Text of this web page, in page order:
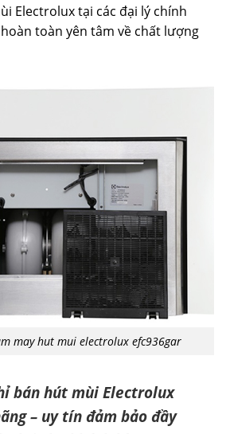
Electrolux tại các đại lý chính
toàn yên tâm về chất lượng
may hut mui electrolux efc936gar
bán hút mùi Electrolux
– uy tín đảm bảo đầy